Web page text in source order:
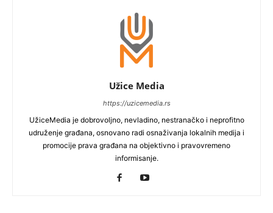
Užice Media
https://uzicemedia.rs
UžiceMedia je dobrovoljno, nevladino, nestranačko i neprofitno
udruženje građana, osnovano radi osnaživanja lokalnih medija i
promocije prava građana na objektivno i pravovremeno
informisanje.